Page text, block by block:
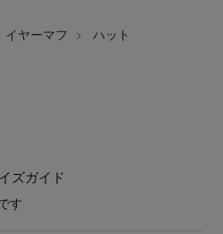
イヤーマフ ハット
ズガイド
す